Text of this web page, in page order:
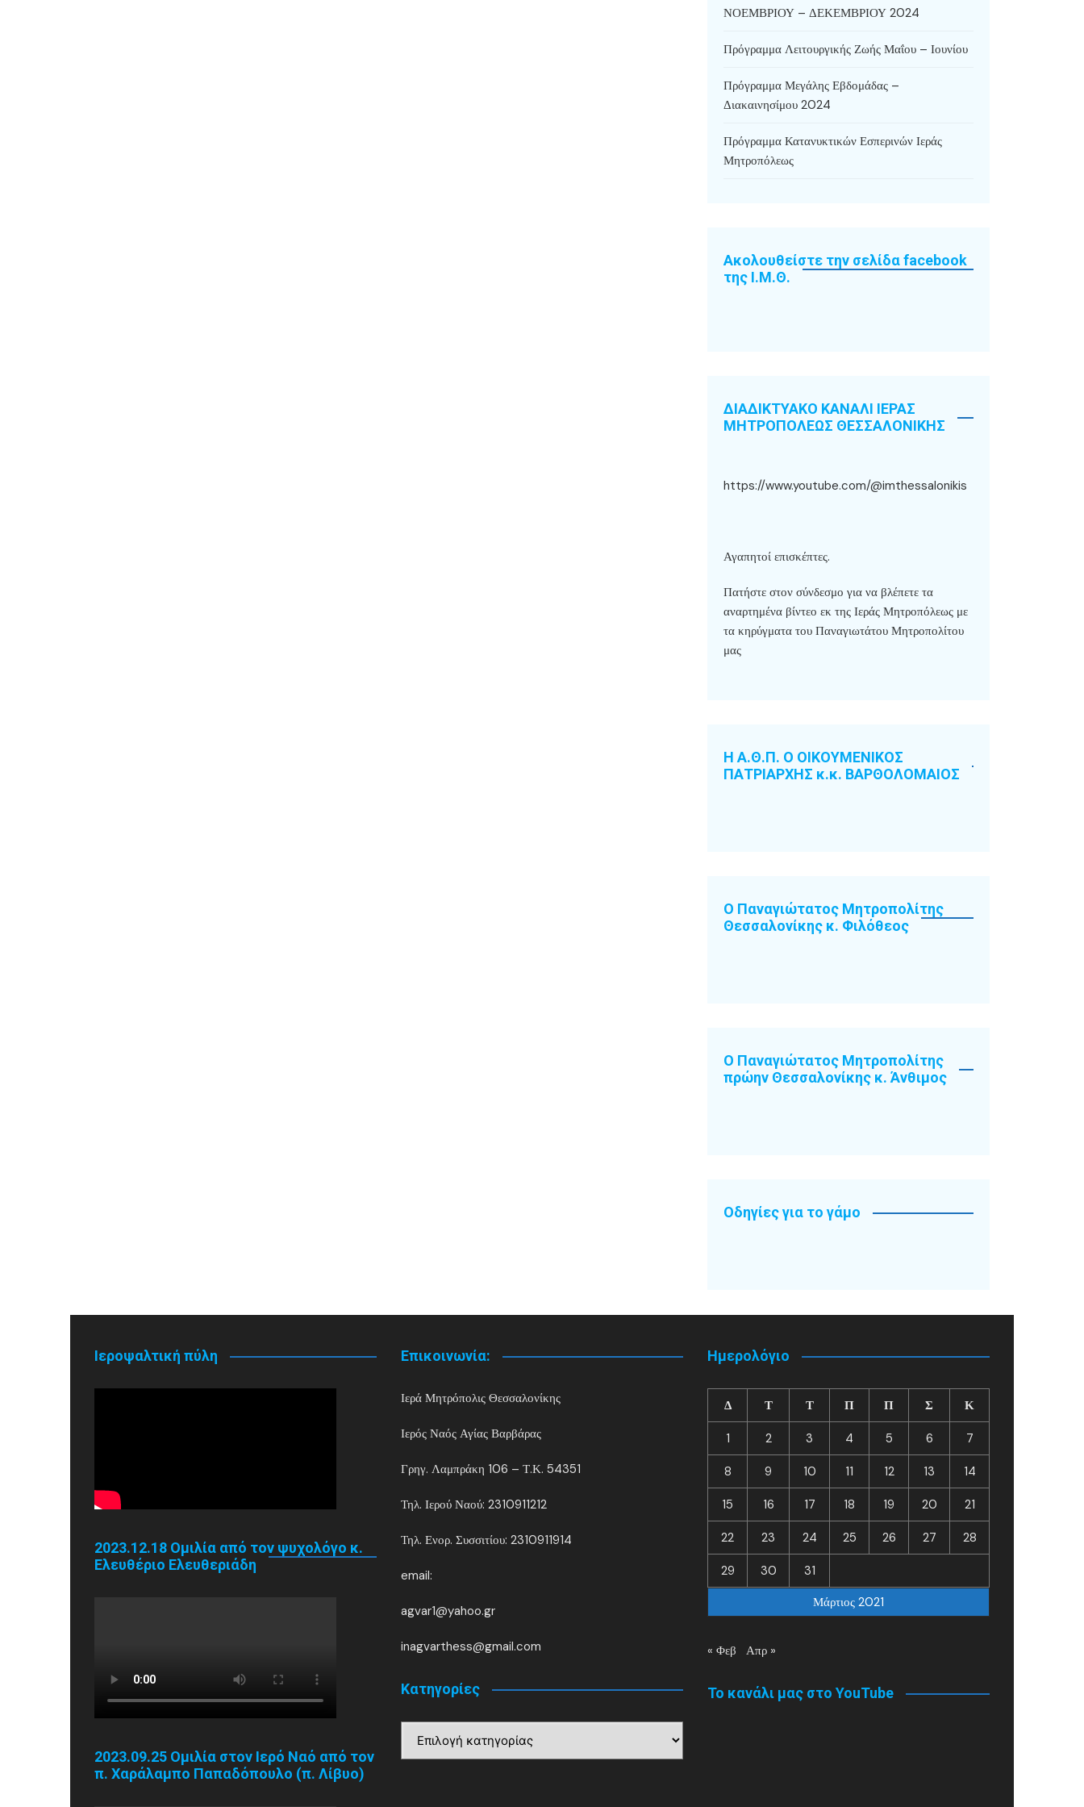
ΝΟΕΜΒΡΙΟΥ – ΔΕΚΕΜΒΡΙΟΥ 2024
Πρόγραμμα Λειτουργικής Ζωής Μαΐου – Ιουνίου
Πρόγραμμα Μεγάλης Εβδομάδας –
Διακαινησίμου 2024
Πρόγραμμα Κατανυκτικών Εσπερινών Ιεράς
Μητροπόλεως
Ακολουθείστε την σελίδα facebook
της Ι.Μ.Θ.
ΔΙΑΔΙΚΤΥΑΚΟ ΚΑΝΑΛΙ ΙΕΡΑΣ
ΜΗΤΡΟΠΟΛΕΩΣ ΘΕΣΣΑΛΟΝΙΚΗΣ
https://www.youtube.com/@imthessalonikis
Αγαπητοί επισκέπτες.
Πατήστε στον σύνδεσμο για να βλέπετε τα
αναρτημένα βίντεο εκ της Ιεράς Μητροπόλεως με
τα κηρύγματα του Παναγιωτάτου Μητροπολίτου
μας
Η Α.Θ.Π. Ο ΟΙΚΟΥΜΕΝΙΚΟΣ
ΠΑΤΡΙΑΡΧΗΣ κ.κ. ΒΑΡΘΟΛΟΜΑΙΟΣ
Ο Παναγιώτατος Μητροπολίτης
Θεσσαλονίκης κ. Φιλόθεος
Ο Παναγιώτατος Μητροπολίτης
πρώην Θεσσαλονίκης κ. Άνθιμος
Οδηγίες για το γάμο
Ιεροψαλτική πύλη
2023.12.18 Ομιλία από τον ψυχολόγο κ.
Ελευθέριο Ελευθεριάδη
2023.09.25 Ομιλία στον Ιερό Ναό από τον
π. Χαράλαμπο Παπαδόπουλο (π. Λίβυο)
Επικοινωνία:
Ιερά Μητρόπολις Θεσσαλονίκης
Ιερός Ναός Αγίας Βαρβάρας
Γρηγ. Λαμπράκη 106 – Τ.Κ. 54351
Τηλ. Ιερού Ναού: 2310911212
Τηλ. Ενορ. Συσσιτίου: 2310911914
email:
agvar1@yahoo.gr
inagvarthess@gmail.com
Kατηγορίες
Ημερολόγιο
Μάρτιος 2021
Δ Τ Τ Π Π Σ Κ
1 2 3 4 5 6 7
8 9 10 11 12 13 14
15 16 17 18 19 20 21
22 23 24 25 26 27 28
29 30 31
« Φεβ Απρ »
Το κανάλι μας στο YouTube